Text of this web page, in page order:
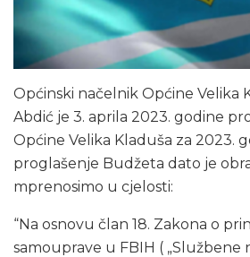
Općinski načelnik Općine Velika
Abdić je 3. aprila 2023. godine
Općine Velika Kladuša za 2023.
proglašenje Budžeta dato je
mprenosimo u cjelosti:
“Na osnovu član 18. Zakona o
samouprave u FBIH ( „Službene